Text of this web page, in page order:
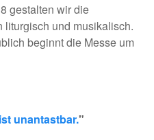
gestalten wir die
liturgisch und musikalisch.
beginnt die Messe um
unantastbar."